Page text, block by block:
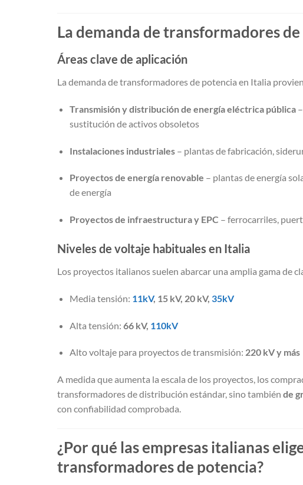
La demanda de transformadores
Áreas clave de aplicación
La demanda de transformadores de potencia en Italia
Transmisión y distribución de energía eléctrica pública–
sustitución de activos obsoletos
Instalaciones industriales– plantas de fabricación,
Proyectos de energía renovable – plantas de energía
de energía
Proyectos de infraestructura y EPC – ferrocarriles,
Niveles de voltaje habituales en Italia
Los proyectos italianos suelen abarcar una amplia gama de
Media tensión: 11kV, 15 kV, 20 kV, 35kV
Alta tensión: 66 kV, 110kV
Alto voltaje para proyectos de transmisión: 220 kV y más
A medida que aumenta la escala de los proyectos, los
transformadores de distribución estándar, sino también de
con confiabilidad comprobada.
¿Por qué las empresas italianas
transformadores de potencia?